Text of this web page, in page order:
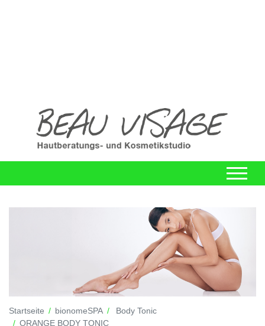
Startseite bionomeSPA
Body Tonic
ORANGE BODY TONIC